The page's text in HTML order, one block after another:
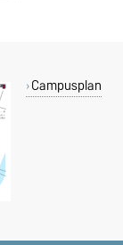
Campusplan